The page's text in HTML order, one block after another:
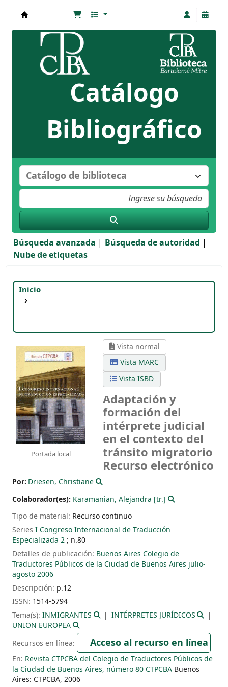
Biblioteca Bartolomé Mitre
Catálogo
Bibliográfico
Búsqueda avanzada
Búsqueda de autoridad
Nube de etiquetas
Inicio
Portada local
Vista normal
Vista MARC
Vista ISBD
Adaptación y
formación del
intérprete judicial
en el contexto del
tránsito migratorio
Recurso electrónico
Por: Driesen, Christiane
Colaborador(es): Karamanian, Alejandra [tr.]
Tipo de material: Recurso continuo
SeriesI Congreso Internacional de Traducción
Especializada 2; n.80
Detalles de publicación: Buenos Aires Colegio de
Traductores Públicos de la Ciudad de Buenos Aires julio-
agosto 2006
Descripción: p.12
ISSN: 1514-5794
Tema(s):INMIGRANTES
INTÉRPRETES JURÍDICOS
UNION EUROPEA
Recursos en línea:
Acceso al recurso en línea
En: Revista CTPCBA del Colegio de Traductores Públicos de
la Ciudad de Buenos Aires, número 80 CTPCBA Buenos
Aires: CTPCBA, 2006